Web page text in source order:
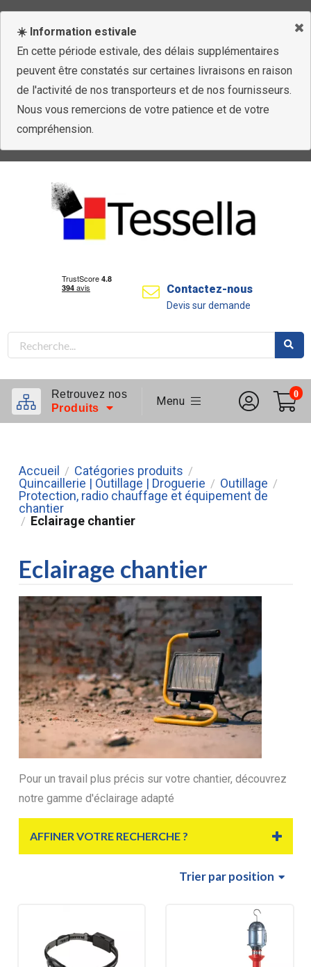
☀️ Information estivale
En cette période estivale, des délais supplémentaires
peuvent être constatés sur certaines livraisons en raison
de l'activité de nos transporteurs et de nos fournisseurs.
Nous vous remercions de votre patience et de votre
compréhension.
Contactez-nous
Devis sur demande
Retrouvez nos
Produits
Menu
0
Accueil / Catégories produits /
Quincaillerie | Outillage | Droguerie / Outillage /
Protection, radio chauffage et équipement de
chantier
/ Eclairage chantier
Eclairage chantier
Pour un travail plus précis sur votre chantier, découvrez
notre gamme d'éclairage adapté
AFFINER VOTRE RECHERCHE ?
Trierpar position